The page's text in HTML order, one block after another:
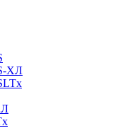
ХЛ